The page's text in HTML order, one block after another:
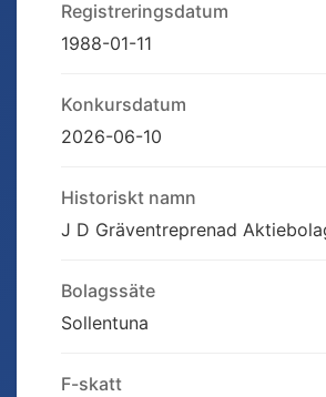
Registreringsdatum
1988-01-11
Konkursdatum
2026-06-10
Historiskt namn
J D Gräventreprenad
Bolagssäte
Sollentuna
F-skatt